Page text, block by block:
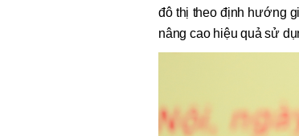
đô thị theo định hướng
nâng cao hiệu quả sử